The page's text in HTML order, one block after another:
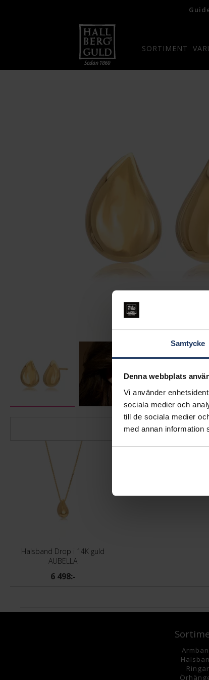
Samtycke
Denna webbplats
Vi använder
sociala medier och
till de sociala medier
med annan information
SORTIMENT
Halsband Drop i 14K guld
AUBELLA
6 498:-
Ringar